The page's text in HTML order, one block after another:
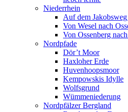
Niederrhein
Auf dem
Von Wesel nach
Von Ossenberg
Nordpfade
Dör’t Moor
Haxloher Erde
Huvenhoopsmoor
Kempowskis Idylle
Wolfsgrund
Wümmeniederung
Nordpfälzer Bergland